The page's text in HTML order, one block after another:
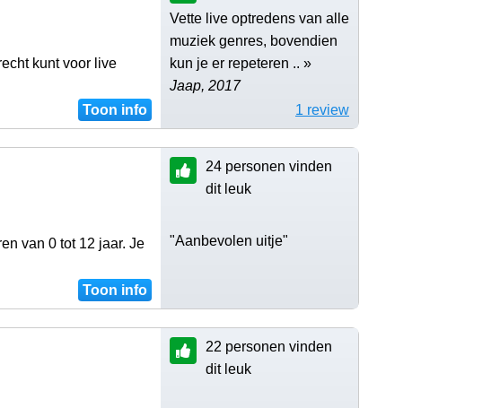
kunt voor live
Toon info
Vette live optredens van alle
muziek genres, bovendien
kun je er repeteren .. »
Jaap, 2017
1 review
van 0 tot 12 jaar. Je
Toon info
24 personen vinden
dit leuk
"Aanbevolen uitje"
22 personen vinden
dit leuk